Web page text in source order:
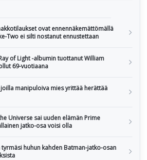
ovat ennennäkemättömällä
Two ei silti nostanut ennustettaan
of Light -albumin tuottanut William
69-vuotiaana
manipuloiva mies yrittää herättää
Universe sai uuden elämän Prime
jatko-osa voisi olla
tyrmäsi huhun kahden Batman-jatko-osan